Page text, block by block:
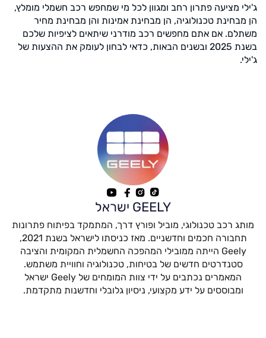
ג'ילי מציעה פתרון רחב ומגוון לכל מי שמחפש רכב חשמלי מומלץ,
הן מבחינת טכנולוגיה, הן מבחינת אמינות והן מבחינת מחיר
משתלם. אם אתם מחפשים רכב מודרני שיתאים לציפיות שלכם
בשנת 2025 ובשנים הבאות, כדאי לבחון לעומק את ההצעות של
ג'ילי.
GEELY ישראל
מותג רכב טכנולוגי, מוביל ופורץ דרך, המתמקד בפיתוח פתרונות
תחבורה חכמים וחדשניים. מאז כניסתו לישראל בשנת 2021,
Geely הייתה ממובילי המהפכה החשמלית המקומית והציבה
סטנדרטים חדשים של בטיחות, טכנולוגיה וחוויית משתמש.
המאמרים נכתבים על ידי צוות המומחים של Geely ישראל
ומבוססים על ידע מקצועי, ניסיון גלובלי וחדשנות מתקדמת.